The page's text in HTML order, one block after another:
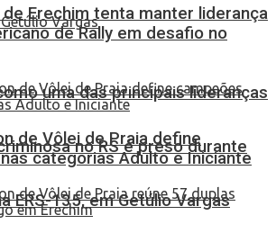
uma das principais lideranças
no RS é preso durante
ERS-135, em Getúlio Vargas
Erechim tenta manter liderança
de Rally em desafio no
de Vôlei de Praia define
categorias Adulto e Iniciante